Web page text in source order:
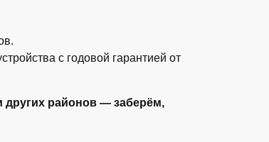
с годовой гарантией от
других районов — заберём,